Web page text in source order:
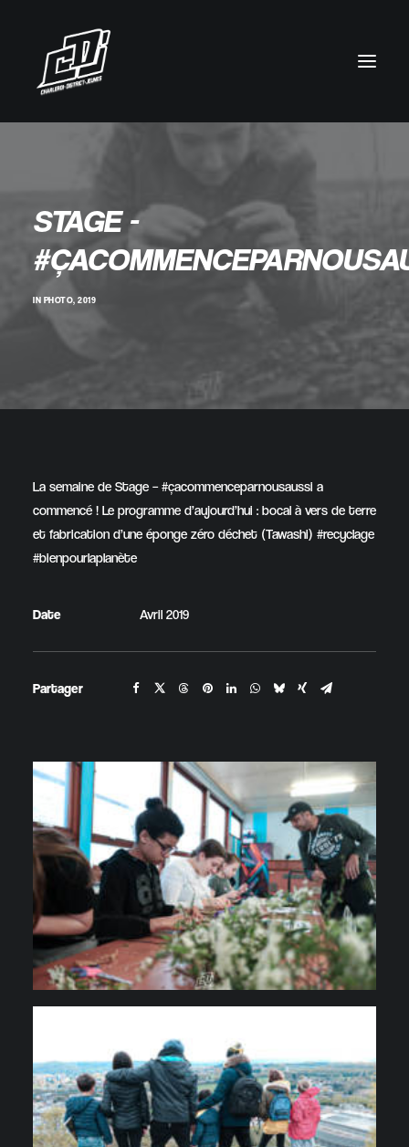
STAGE -
IN PHOTO, 2019
La semaine de Stage – #çacommenceparnousaussi a
commencé ! Le programme d’aujourd’hui : bocal à vers de terre
et fabrication d’une éponge zéro déchet (Tawashi) #recyclage
#bienpourlaplanète
Date Avril 2019
Partager